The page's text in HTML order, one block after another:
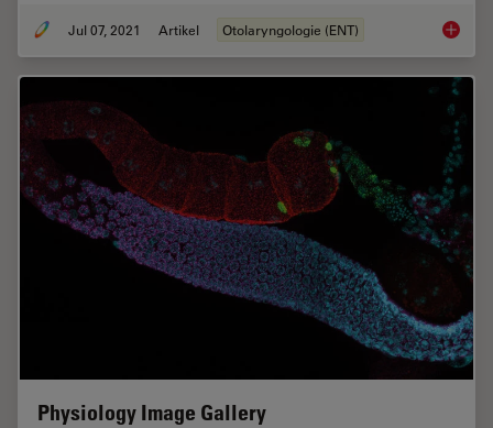
Jul 07, 2021 Artikel Otolaryngologie (ENT) How
Physiology Image Gallery